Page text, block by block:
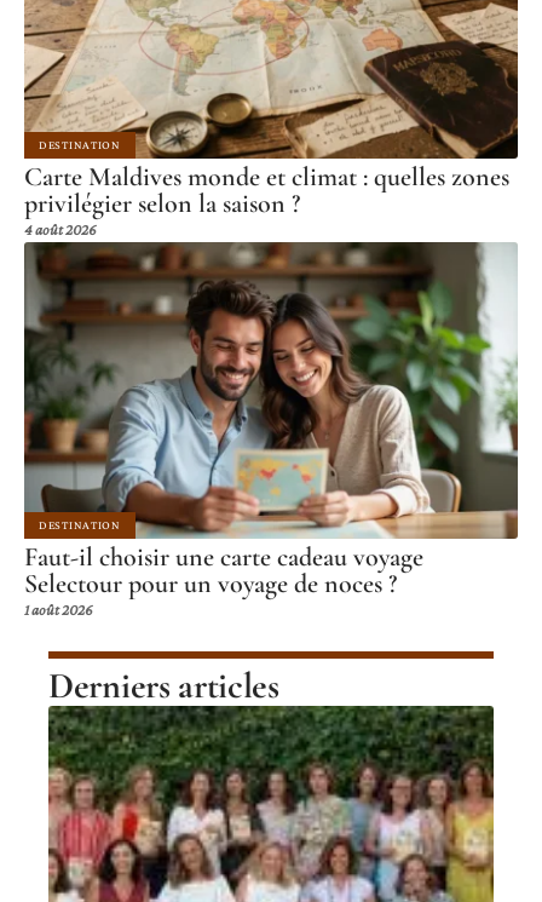
DESTINATION
Carte Maldives monde et climat : quelles zones
privilégier selon la saison ?
4 août 2026
DESTINATION
Faut-il choisir une carte cadeau voyage
Selectour pour un voyage de noces ?
1 août 2026
Derniers articles